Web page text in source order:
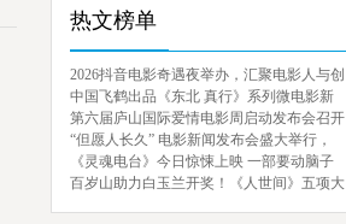
热文榜单
2026抖音电影奇遇夜举办，汇聚电影人与创
中国飞鹤出品《东北 真行》系列微电影新
第六届庐山国际爱情电影周启动发布会召开
“但愿人长久” 电影新闻发布会盛大举行，
《灵魂电台》今日惊悚上映 一部要动脑子
百岁山助力白玉兰开奖！《人世间》五项大